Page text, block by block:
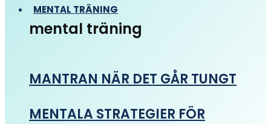
MENTAL TRÄNING
mental träning
MANTRAN NÄR DET GÅR TUNGT
MENTALA STRATEGIER FÖR